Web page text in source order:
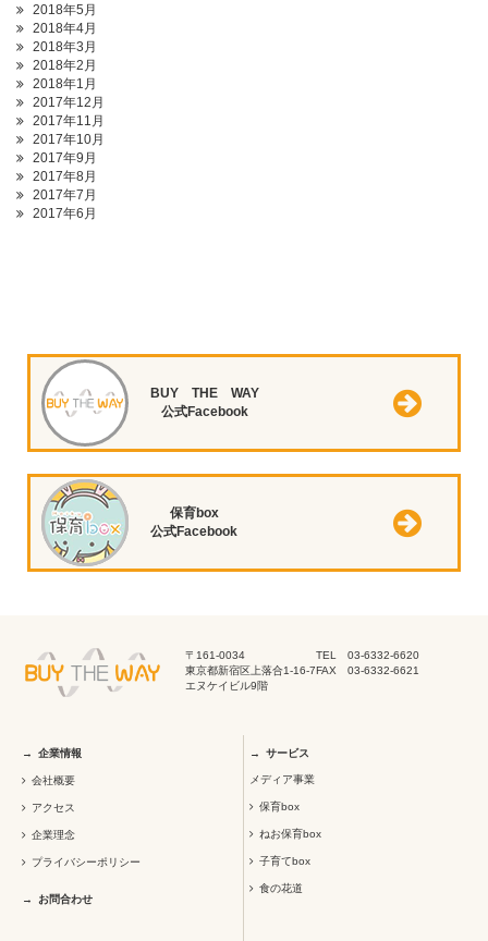
2018年5月
2018年4月
2018年3月
2018年2月
2018年1月
2017年12月
2017年11月
2017年10月
2017年9月
2017年8月
2017年7月
2017年6月
BUY THE WAY
公式Facebook
保育box
公式Facebook
〒161-0034
東京都新宿区上落合1-16-7
エヌケイビル9階
TEL 03-6332-6620
FAX 03-6332-6621
企業情報
会社概要
アクセス
企業理念
プライバシーポリシー
お問合わせ
サービス
メディア事業
保育box
ねお保育box
子育てbox
食の花道